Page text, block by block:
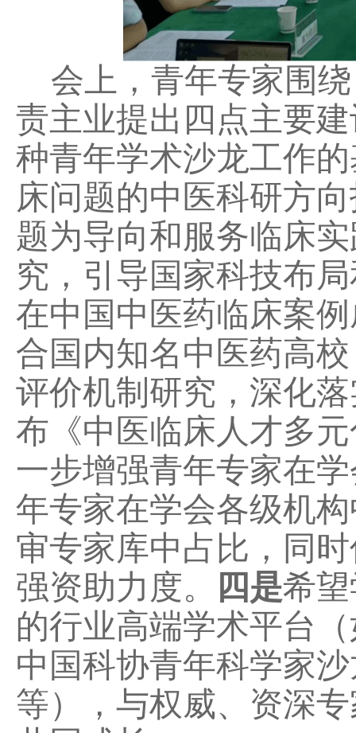
会上，青年专家围绕
责主业提出四点主要
种青年学术沙龙工作
床问题的中医科研方
题为导向和服务临床
究，引导国家科技布
在中国中医药临床案
合国内知名中医药高
评价机制研究，深化
布《中医临床人才多
一步增强青年专家在
年专家在学会各级机
审专家库中占比，同
强资助力度。
四是希
的行业高端学术平台
中国科协青年科学家
等），与权威、资深